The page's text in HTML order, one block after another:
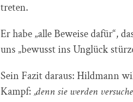
treten.
Er habe „alle Beweise dafür“,
uns „bewusst ins Unglück
Sein Fazit daraus: Hildmann
Kampf: „denn sie werden